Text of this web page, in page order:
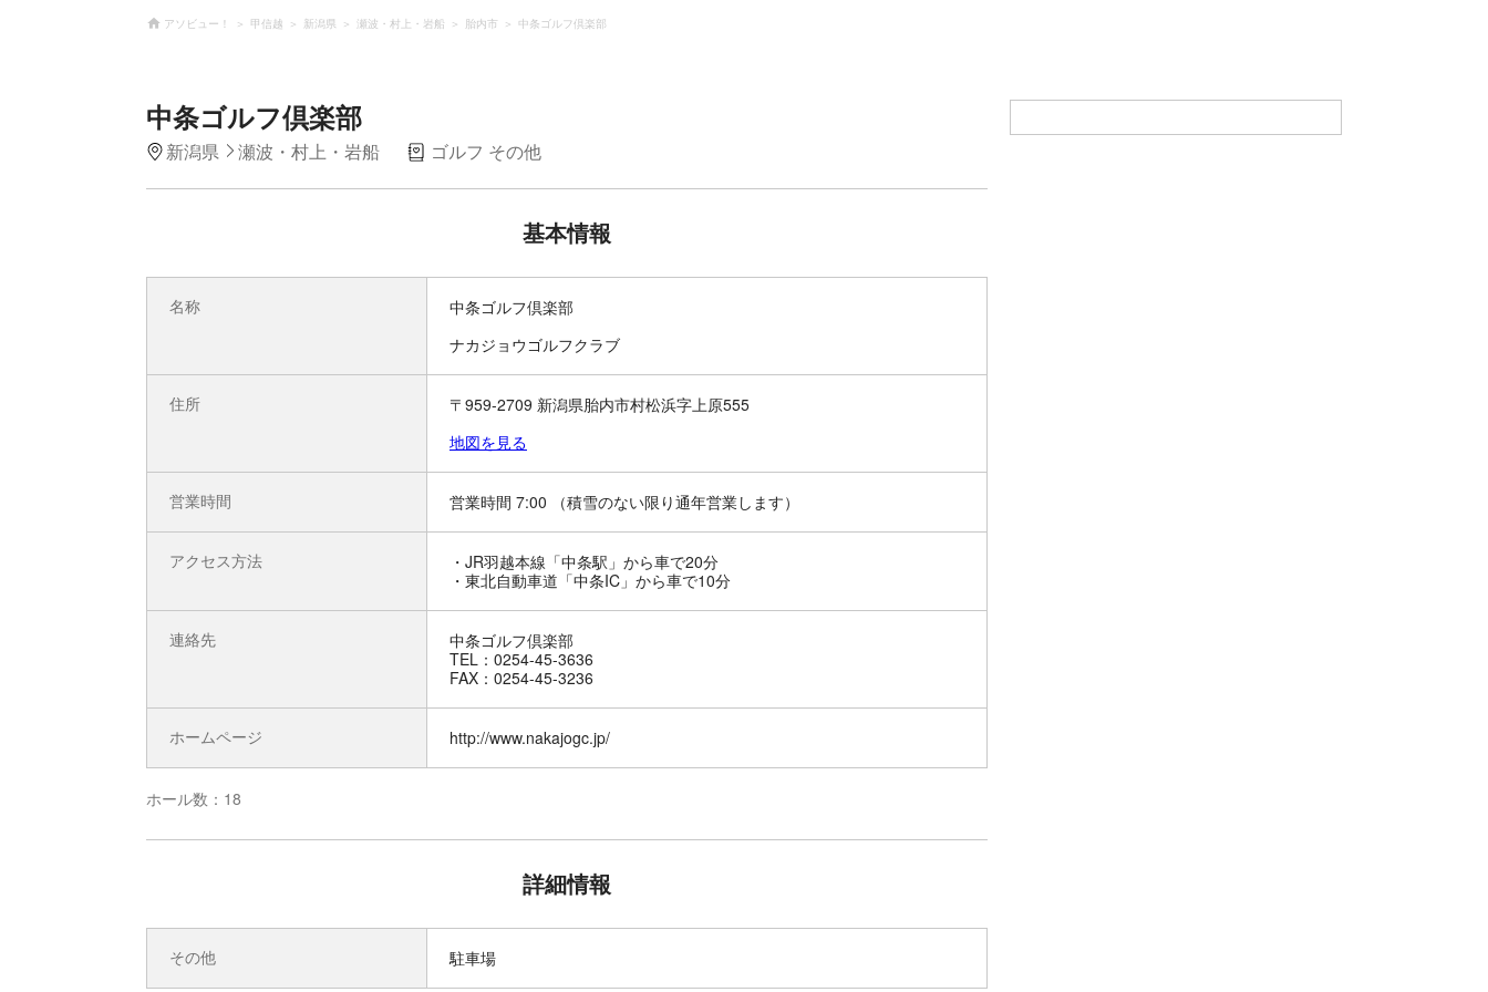
アソビュー！ 甲信越 新潟県 瀬波・村上・岩船 胎内市 中条ゴルフ倶楽部
中条ゴルフ倶楽部
新潟県 瀬波・村上・岩船 ゴルフ その他
基本情報
名称
中条ゴルフ倶楽部
ナカジョウゴルフクラブ
住所
〒959-2709 新潟県胎内市村松浜字上原555
地図を見る
営業時間 営業時間 7:00 （積雪のない限り通年営業します）
アクセス方法
・JR羽越本線「中条駅」から車で20分
・東北自動車道「中条IC」から車で10分
連絡先
中条ゴルフ倶楽部
TEL：0254-45-3636
FAX：0254-45-3236
ホームページ http://www.nakajogc.jp/
ホール数：18
詳細情報
その他 駐車場